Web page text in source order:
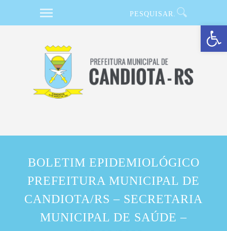
Barra de Ferramentas Aberta
BOLETIM EPIDEMIOLÓGICO
PREFEITURA MUNICIPAL DE
CANDIOTA/RS – SECRETARIA
MUNICIPAL DE SAÚDE –